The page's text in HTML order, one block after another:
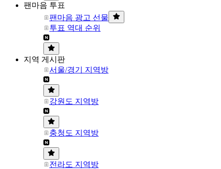
팬마음 투표
팬마음 광고 선물
투표 역대 순위
지역 게시판
서울/경기 지역방
강원도 지역방
충청도 지역방
전라도 지역방